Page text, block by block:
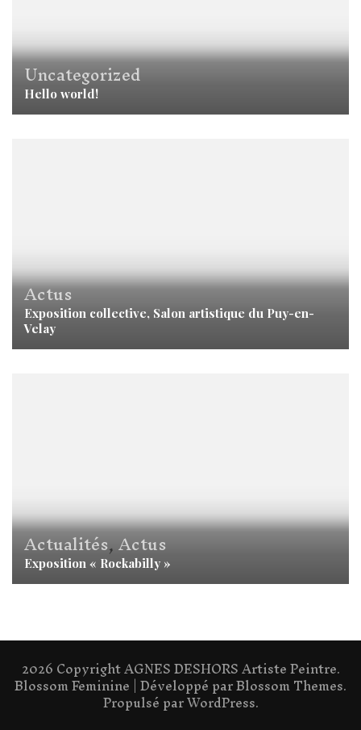
Uncategorized
Hello world!
Actus
Exposition collective, Salon artistique du Puy-en-
Velay
Actualités,Actus
Exposition « Rockabilly »
2026 CopyrightAGNES DESHORS Artiste Peintre.
Blossom Feminine | Développé parBlossom Themes.
Propulsé parWordPress.